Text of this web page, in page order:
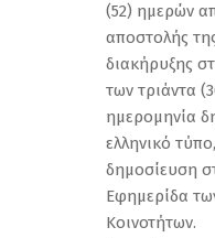
(52) ημερών
αποστολής
διακήρυξης
των τριάντα
ημερομηνία
ελληνικό
δημοσίευση
Εφημερίδα
Κοινοτήτων.